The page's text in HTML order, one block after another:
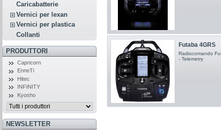
Caricabatterie
Vernici per lexan
Vernici per plastica
Collanti
PRODUTTORI
Capricorn
EnneTi
Hitec
INFINITY
Kyosho
NEWSLETTER
Futaba 4GRS
Radiocomando
- Telemetry